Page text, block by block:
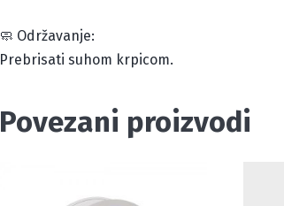
🧼 Održavanje:
Prebrisati suhom krpicom.
Povezani proizvodi